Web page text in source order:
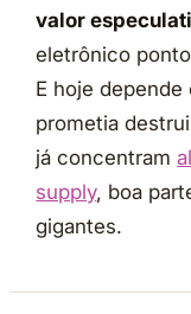
valor
eletrônico
E hoje
prometia
já concentram
supply, boa
gigantes.